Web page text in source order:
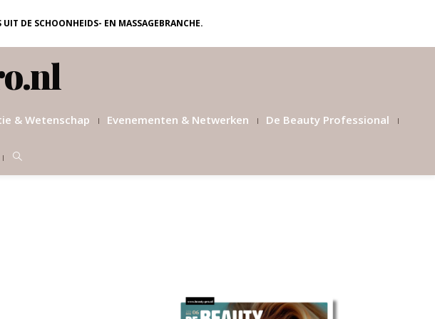
DE SCHOONHEIDS- EN MASSAGEBRANCHE.
& Wetenschap Evenementen & Netwerken De Beauty Professional